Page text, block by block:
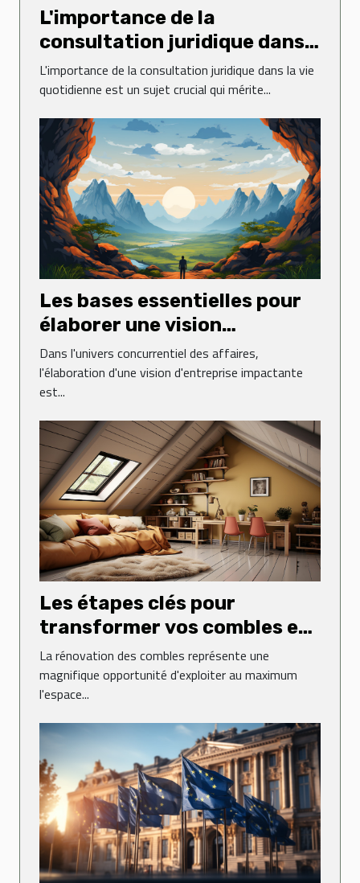
L'importance de la
consultation juridique dans
la vie quotidienne
L'importance de la consultation juridique dans la vie
quotidienne est un sujet crucial qui mérite...
Les bases essentielles pour
élaborer une vision
d'entreprise impactante
Dans l'univers concurrentiel des affaires,
l'élaboration d'une vision d'entreprise impactante
est...
Les étapes clés pour
transformer vos combles en
espace de vie
La rénovation des combles représente une
magnifique opportunité d'exploiter au maximum
l'espace...